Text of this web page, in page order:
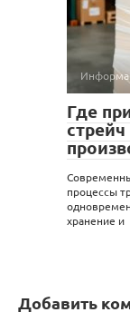
Где
процессы
хранение и
Добавить